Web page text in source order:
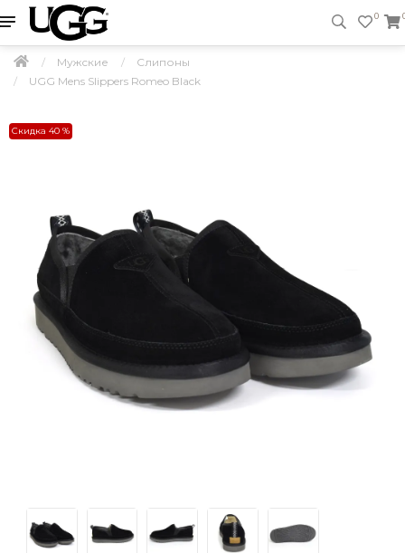
0
Мужские
Слипоны
UGG Mens Slippers Romeo Black
Скидка 40 %